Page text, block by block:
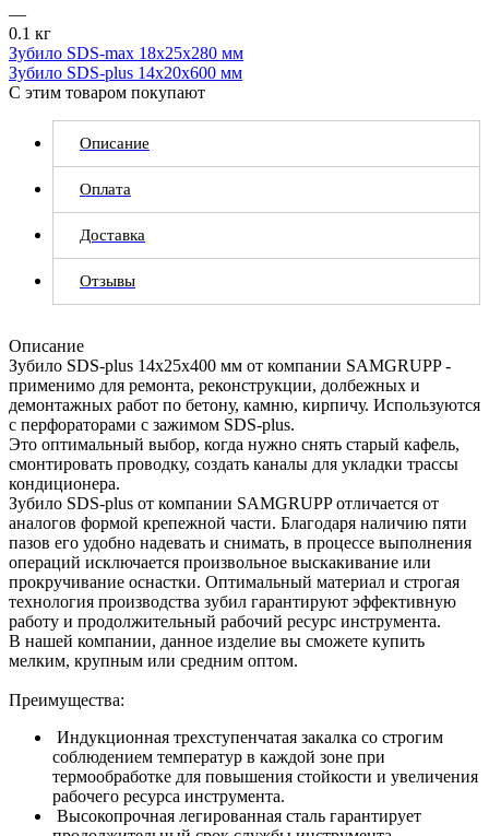
—
0.1 кг
Зубило SDS-max 18x25x280 мм
Зубило SDS-plus 14x20x600 мм
С этим товаром покупают
Описание
Оплата
Доставка
Отзывы
Описание
Зубило SDS-plus 14х25х400 мм от компании SAMGRUPP -
применимо для ремонта, реконструкции, долбежных и
демонтажных работ по бетону, камню, кирпичу. Используются
с перфораторами с зажимом SDS-plus.
Это оптимальный выбор, когда нужно снять старый кафель,
смонтировать проводку, создать каналы для укладки трассы
кондиционера.
Зубило SDS-plus от компании SAMGRUPP отличается от
аналогов формой крепежной части. Благодаря наличию пяти
пазов его удобно надевать и снимать, в процессе выполнения
операций исключается произвольное выскакивание или
прокручивание оснастки. Оптимальный материал и строгая
технология производства зубил гарантируют эффективную
работу и продолжительный рабочий ресурс инструмента.
В нашей компании, данное изделие вы сможете купить
мелким, крупным или средним оптом.
Преимущества:
Индукционная трехступенчатая закалка со строгим
соблюдением температур в каждой зоне при
термообработке для повышения стойкости и увеличения
рабочего ресурса инструмента.
Высокопрочная легированная сталь гарантирует